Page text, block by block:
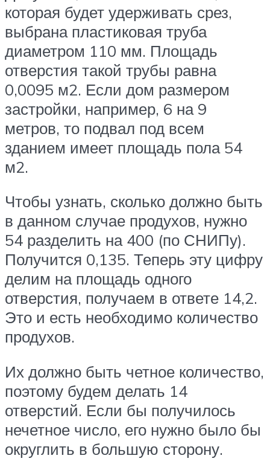
которая будет удерживать срез,
выбрана пластиковая труба
диаметром 110 мм. Площадь
отверстия такой трубы равна
0,0095 м2. Если дом размером
застройки, например, 6 на 9
метров, то подвал под всем
зданием имеет площадь пола 54
м2.
Чтобы узнать, сколько должно быть
в данном случае продухов, нужно
54 разделить на 400 (по СНИПу).
Получится 0,135. Теперь эту цифру
делим на площадь одного
отверстия, получаем в ответе 14,2.
Это и есть необходимо количество
продухов.
Их должно быть четное количество,
поэтому будем делать 14
отверстий. Если бы получилось
нечетное число, его нужно было бы
округлить в большую сторону.